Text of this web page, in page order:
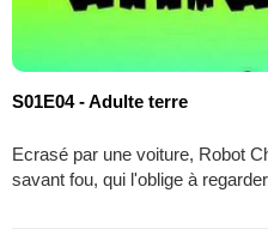
S01E04 - Adulte terre
Ecrasé par une voiture, Robot
savant fou, qui l'oblige à